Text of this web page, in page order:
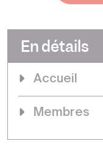
En détails
Accueil
Membres